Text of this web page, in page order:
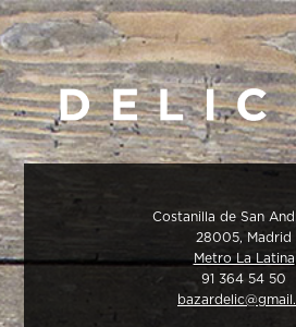
Costanilla de San
28005, Madrid
Metro La Latina
91 364 54 50